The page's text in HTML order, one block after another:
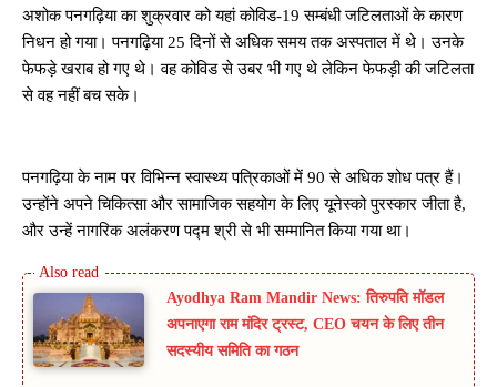
अशोक पनगढ़िया का शुक्रवार को यहां कोविड-19 सम्बंधी जटिलताओं के कारण
निधन हो गया। पनगढ़िया 25 दिनों से अधिक समय तक अस्पताल में थे। उनके
फेफड़े खराब हो गए थे। वह कोविड से उबर भी गए थे लेकिन फेफड़ी की जटिलता
से वह नहीं बच सके।
पनगढ़िया के नाम पर विभिन्न स्वास्थ्य पत्रिकाओं में 90 से अधिक शोध पत्र हैं।
उन्होंने अपने चिकित्सा और सामाजिक सहयोग के लिए यूनेस्को पुरस्कार जीता है,
और उन्हें नागरिक अलंकरण पद्म श्री से भी सम्मानित किया गया था।
Ayodhya Ram Mandir News: तिरुपति मॉडल
अपनाएगा राम मंदिर ट्रस्ट, CEO चयन के लिए तीन
सदस्यीय समिति का गठन